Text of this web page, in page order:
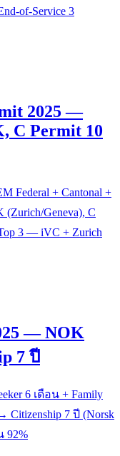
of-Service 3
2025 —
C Permit 10
Federal + Cantonal +
(Zurich/Geneva), C
3 — iVC + Zurich
— NOK
7 ปี
6 เดือน + Family
Citizenship 7 ปี (Norsk
92%